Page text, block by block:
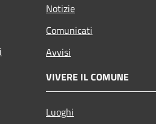
Notizie
Comunicati
Avvisi
VIVERE IL COMUNE
Luoghi